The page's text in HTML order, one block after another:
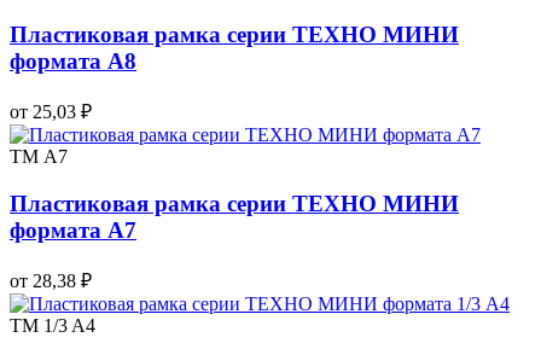
Пластиковая рамка серии ТЕХНО МИНИ
формата А8
от 25,03 ₽
TM А7
Пластиковая рамка серии ТЕХНО МИНИ
формата А7
от 28,38 ₽
TM 1/3 A4